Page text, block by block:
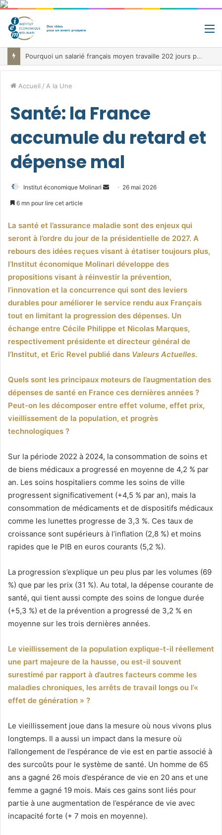
Jour de libération fiscale: pourquoi vous travaillez pour l’État jusqu’au 22 juillet avant de toucher votre vrai salaire
Accueil / A la Une
Santé: la France
accumule du retard et
dépense mal
Institut économique Molinari
Envoyer26 mai 2026
6 mn pour lire cet article
La santé et l’assurance maladie sont des enjeux qui
seront à l’ordre du jour de la présidentielle de 2027. A
rebours des idées reçues visant à étatiser toujours plus,
l’Institut économique Molinari développe des
propositions visant à réinvestir la prévention,
l’innovation et la concurrence qui sont des leviers
durables pour améliorer le service rendu aux Français
tout en limitant la progression des dépenses. Un
échange entre Cécile Philippe et Nicolas Marques,
respectivement présidente et directeur général de
l’Institut, et Eric Revel publié dans Valeurs Actuelles.
Quels sont les principaux moteurs de l’augmentation des
dépenses de santé en France ces dernières années ?
Peut-on les décomposer entre effet volume, effet prix,
vieillissement de la population, et progrès
technologiques ?
Sur la période 2022 à 2024, la consommation de soins et
de biens médicaux a progressé en moyenne de 4,2 % par
an. Les soins hospitaliers comme les soins de ville
progressent significativement (+4,5 % par an), mais la
consommation de médicaments et de dispositifs médicaux
comme les lunettes progresse de 3,3 %. Ces taux de
croissance sont supérieurs à l’inflation (2,8 %) et moins
rapides que le PIB en euros courants (5,2 %).
La progression s’explique un peu plus par les volumes (69
%) que par les prix (31 %). Au total, la dépense courante de
santé, qui tient aussi compte des soins de longue durée
(+5,3 %) et de la prévention a progressé de 3,2 % en
moyenne sur les trois dernières années.
Le vieillissement de la population explique-t-il réellement
une part majeure de la hausse, ou est-il souvent
surestimé par rapport à d’autres facteurs comme les
maladies chroniques, les arrêts de travail longs ou l’«
effet de génération » ?
Le vieillissement joue dans la mesure où nous vivons plus
longtemps. Il a aussi un impact dans la mesure où
l’allongement de l’espérance de vie est en partie associé à
des surcoûts pour le système de santé. Un homme de 65
ans a gagné 26 mois d’espérance de vie en 20 ans et une
femme a gagné 19 mois. Mais ces gains sont liés pour
partie à une augmentation de l’espérance de vie avec
incapacité forte (+ 7 mois en moyenne).